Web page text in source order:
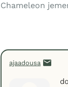
Chameleon
ajaadousa